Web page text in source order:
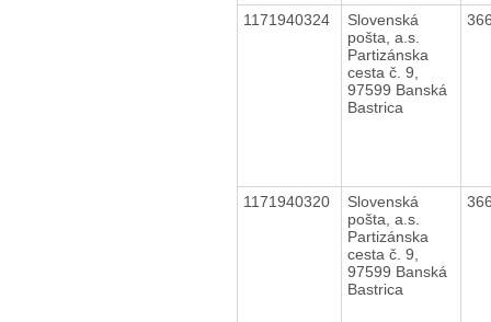
1171940324
Slovenská
pošta, a.s.
Partizánska
cesta č. 9,
97599 Banská
Bastrica
1171940320
Slovenská
pošta, a.s.
Partizánska
cesta č. 9,
97599 Banská
Bastrica